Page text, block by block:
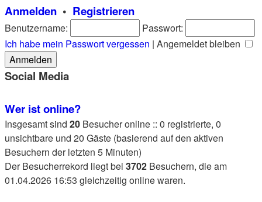
Anmelden • Registrieren
Benutzername:
Passwort:
Ich habe mein Passwort vergessen | Angemeldet bleiben
Social Media
Wer ist online?
Insgesamt sind 20 Besucher online :: 0 registrierte, 0
unsichtbare und 20 Gäste (basierend auf den aktiven
Besuchern der letzten 5 Minuten)
Der Besucherrekord liegt bei 3702 Besuchern, die am
01.04.2026 16:53 gleichzeitig online waren.